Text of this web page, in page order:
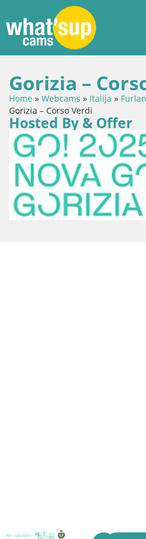
Gorizia –
Home » Webcams » Italija »
Gorizia – Corso Verdi
Hosted By & Offer